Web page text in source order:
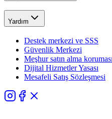
Yardım
Destek merkezi ve SSS
Güvenlik Merkezi
Meşhur satın alma koruması
Dijital Hizmetler Yasası
Mesafeli Satış Sözleşmesi